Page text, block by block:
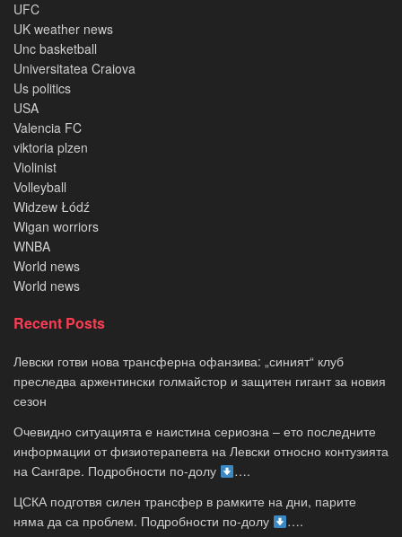
UFC
UK weather news
Unc basketball
Universitatea Craiova
Us politics
USA
Valencia FC
viktoria plzen
Violinist
Volleyball
Widzew Łódź
Wigan worriors
WNBA
World news
World news
Recent Posts
Левски готви нова трансферна офанзива: „синият“ клуб
преследва аржентински голмайстор и защитен гигант за новия
сезон
Очевидно ситуацията е наистина сериозна – ето последните
информации от физиотерапевта на Левски относно контузията
на Сангaре. Подробности по-долу
….
ЦСКА подготвя силен трансфер в рамките на дни, парите
няма да са проблем. Подробности по-долу
….